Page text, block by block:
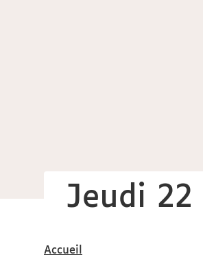
Jeudi
Vous
Accueil